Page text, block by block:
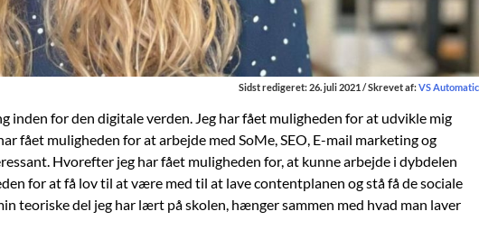
Sidst redigeret: 26. juli 2021 / Skrevet af:VS Automatic
inden for den digitale verden. Jeg har fået muligheden for at udvikle mig
fået muligheden for at arbejde med SoMe, SEO, E-mail marketing og
Hvorefter jeg har fået muligheden for, at kunne arbejde i dybdelen
for at få lov til at være med til at lave contentplanen og stå få de sociale
teoriske del jeg har lært på skolen, hænger sammen med hvad man laver